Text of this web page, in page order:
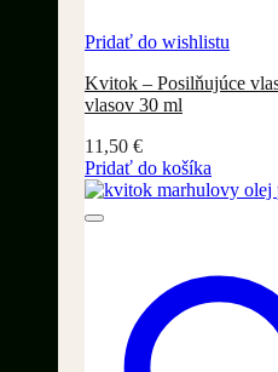
Pridať do wishlistu
Kvitok – Posilňujúce
vlasov 30 ml
11,50 €
Pridať do košíka